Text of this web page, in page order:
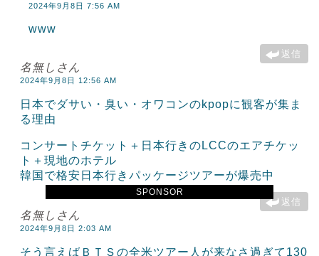
SPONSOR
2024年9月8日 7:56 AM
www
返信
名無しさん
2024年9月8日 12:56 AM
日本でダサい・臭い・オワコンのkpopに観客が集ま
る理由
コンサートチケット＋日本行きのLCCのエアチケッ
ト＋現地のホテル
韓国で格安日本行きパッケージツアーが爆売中
返信
名無しさん
2024年9月8日 2:03 AM
そう言えばＢＴＳの全米ツアー人が来なさ過ぎて130